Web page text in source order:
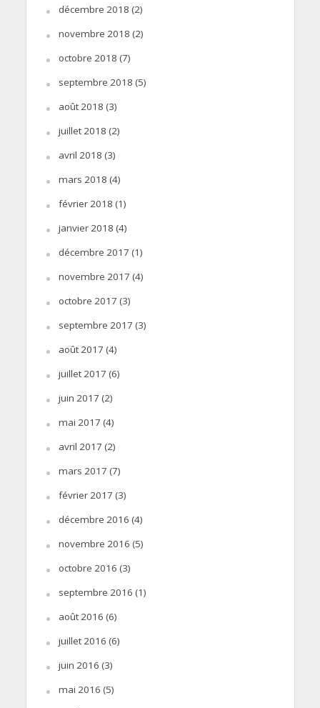
décembre 2018 (2)
novembre 2018 (2)
octobre 2018 (7)
septembre 2018 (5)
août 2018 (3)
juillet 2018 (2)
avril 2018 (3)
mars 2018 (4)
février 2018 (1)
janvier 2018 (4)
décembre 2017 (1)
novembre 2017 (4)
octobre 2017 (3)
septembre 2017 (3)
août 2017 (4)
juillet 2017 (6)
juin 2017 (2)
mai 2017 (4)
avril 2017 (2)
mars 2017 (7)
février 2017 (3)
décembre 2016 (4)
novembre 2016 (5)
octobre 2016 (3)
septembre 2016 (1)
août 2016 (6)
juillet 2016 (6)
juin 2016 (3)
mai 2016 (5)